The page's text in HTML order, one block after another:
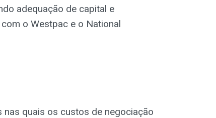
adequação de capital e
o Westpac e o National
quais os custos de negociação